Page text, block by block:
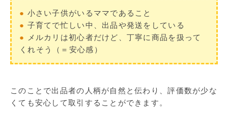
● 小さい子供がいるママであること
● 子育てで忙しい中、出品や発送をしている
● メルカリは初心者だけど、丁寧に商品を扱って
くれそう（＝安心感）
このことで出品者の人柄が自然と伝わり、評価数が少な
くても安心して取引することができます。